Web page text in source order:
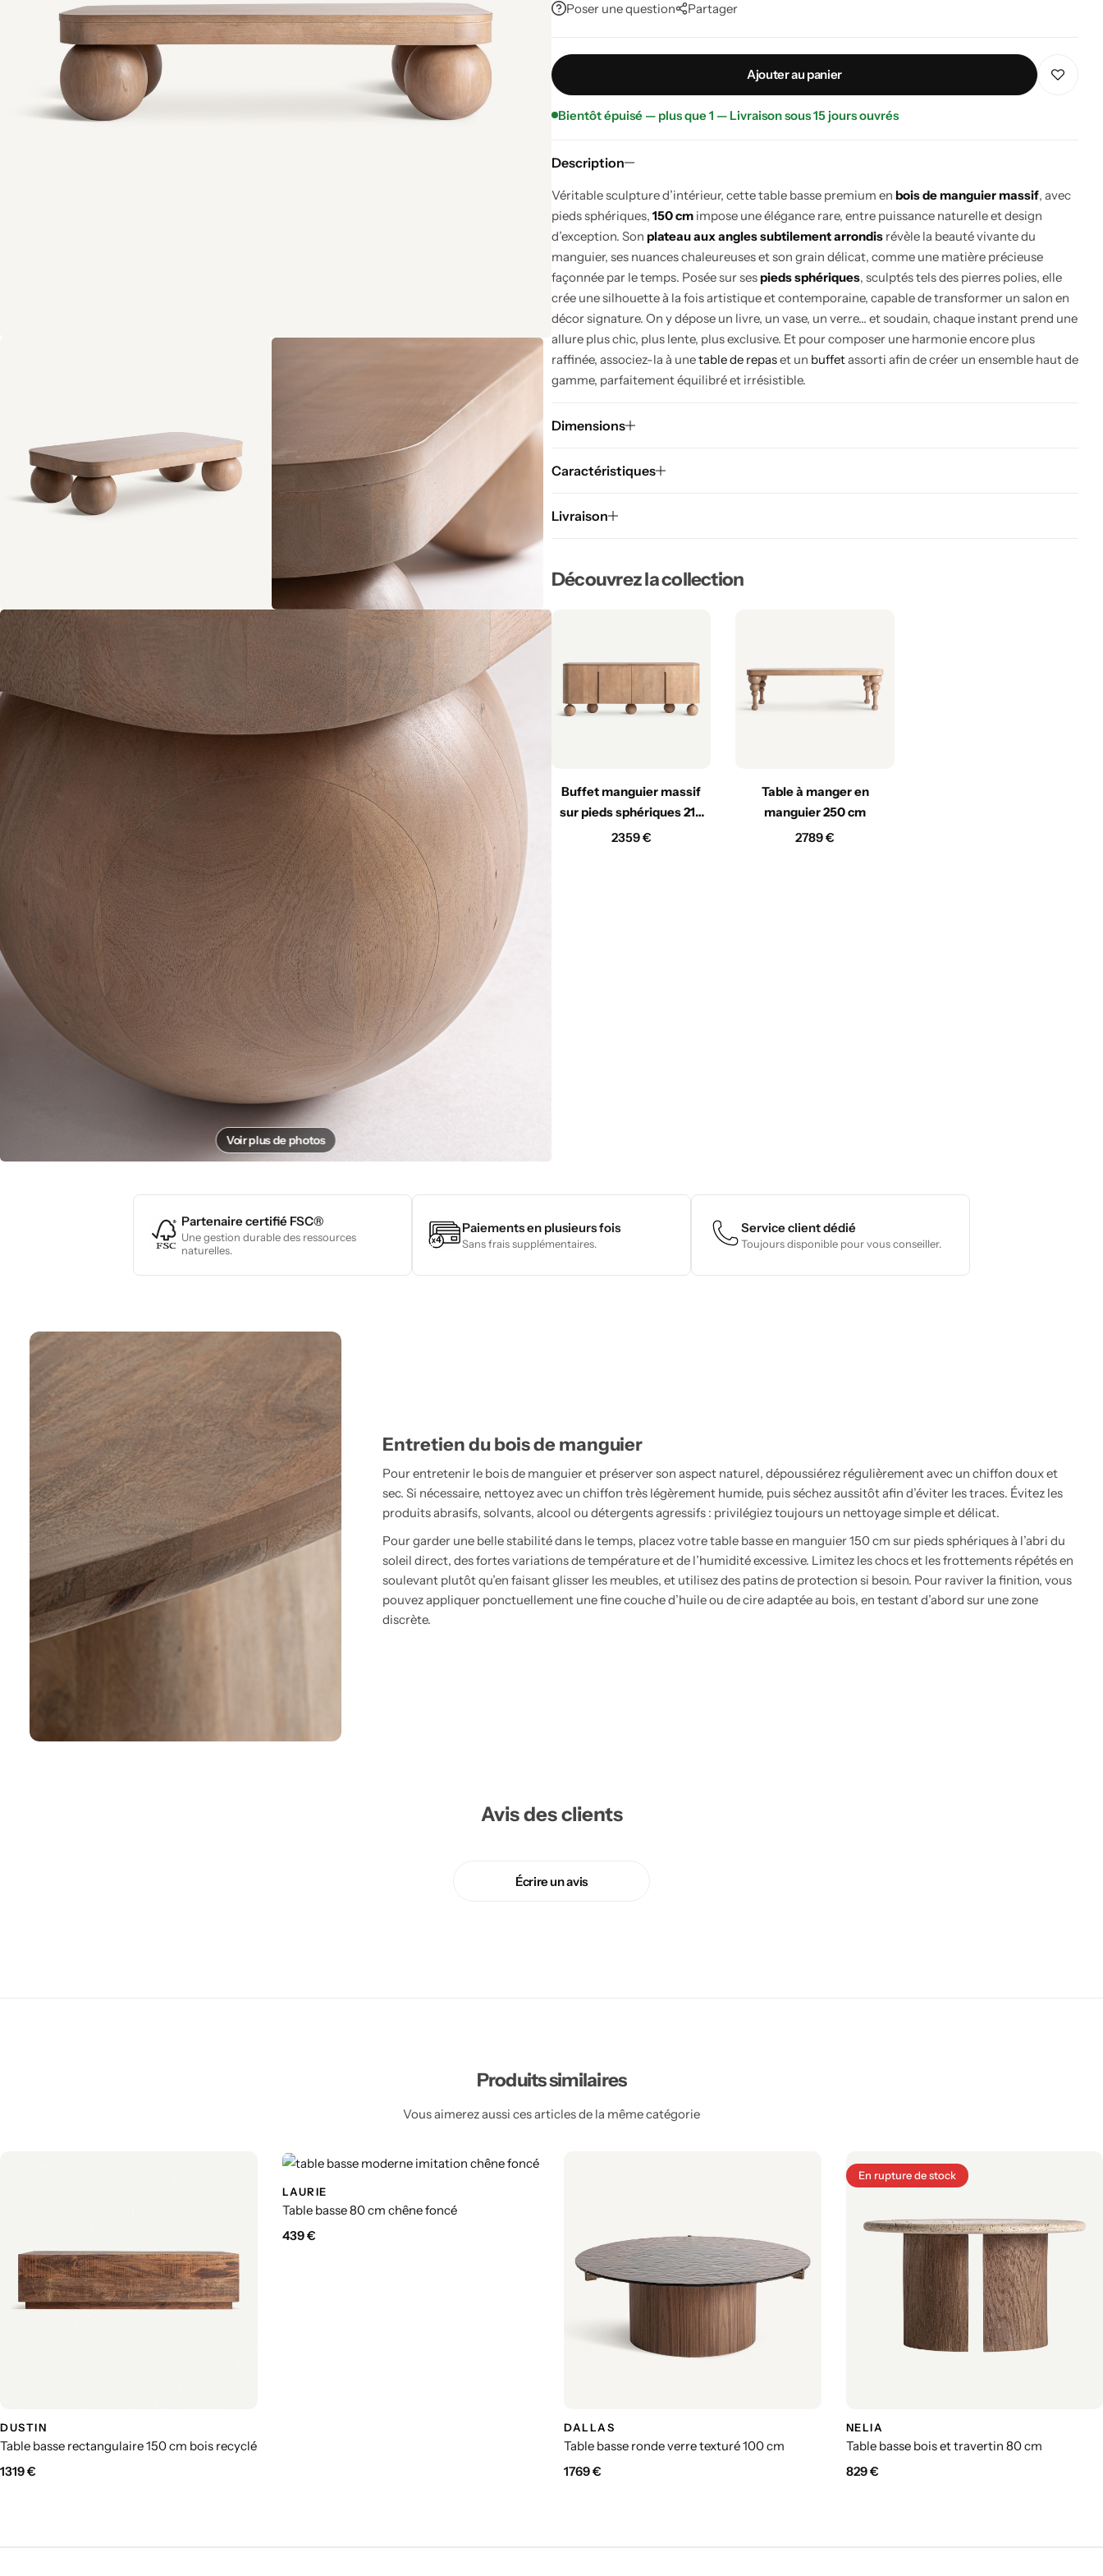
Voir plus de photos
Poser une question Partager
Ajouter au panier
Bientôt épuisé — plus que 1 — Livraison sous 15 jours ouvrés
Description
Véritable sculpture d’intérieur, cette table basse premium en bois de manguier massif, avec
pieds sphériques, 150 cm impose une élégance rare, entre puissance naturelle et design
d’exception. Son plateau aux angles subtilement arrondis révèle la beauté vivante du
manguier, ses nuances chaleureuses et son grain délicat, comme une matière précieuse
façonnée par le temps. Posée sur ses pieds sphériques, sculptés tels des pierres polies, elle
crée une silhouette à la fois artistique et contemporaine, capable de transformer un salon en
décor signature. On y dépose un livre, un vase, un verre… et soudain, chaque instant prend une
allure plus chic, plus lente, plus exclusive. Et pour composer une harmonie encore plus
raffinée, associez-la à unetable de repaset un buffetassorti afin de créer un ensemble haut de
gamme, parfaitement équilibré et irrésistible.
Dimensions
Caractéristiques
Livraison
Découvrez la collection
Buffet manguier massif
sur pieds sphériques 210
cm
2359€
Table à manger en
manguier 250 cm
2789€
Partenaire certifié FSC®
Une gestion durable des ressources
naturelles.
Paiements en plusieurs fois
Sans frais supplémentaires.
Service client dédié
Toujours disponible pour vous conseiller.
Entretien du bois de manguier
Pour entretenir le bois de manguier et préserver son aspect naturel, dépoussiérez régulièrement avec un chiffon doux et
sec. Si nécessaire, nettoyez avec un chiffon très légèrement humide, puis séchez aussitôt afin d’éviter les traces. Évitez les
produits abrasifs, solvants, alcool ou détergents agressifs : privilégiez toujours un nettoyage simple et délicat.
Pour garder une belle stabilité dans le temps, placez votre table basse en manguier 150 cm sur pieds sphériques à l’abri du
soleil direct, des fortes variations de température et de l’humidité excessive. Limitez les chocs et les frottements répétés en
soulevant plutôt qu’en faisant glisser les meubles, et utilisez des patins de protection si besoin. Pour raviver la finition, vous
pouvez appliquer ponctuellement une fine couche d’huile ou de cire adaptée au bois, en testant d’abord sur une zone
discrète.
Avis des clients
Écrire un avis
Produits similaires
Vous aimerez aussi ces articles de la même catégorie
DUSTIN
Table basse rectangulaire 150 cm bois recyclé
1319€
LAURIE
Table basse 80 cm chêne foncé
439€
DALLAS
Table basse ronde verre texturé 100 cm
1769€
En rupture de stock
NELIA
Table basse bois et travertin 80 cm
829€
Tout voir